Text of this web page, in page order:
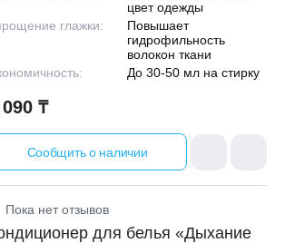
цвет одежды
глажки:
Повышает
гидрофильность
волокон ткани
До 30-50 мл на стирку
₸
Сообщить о наличии
Пока нет отзывов
для белья «Дыхание